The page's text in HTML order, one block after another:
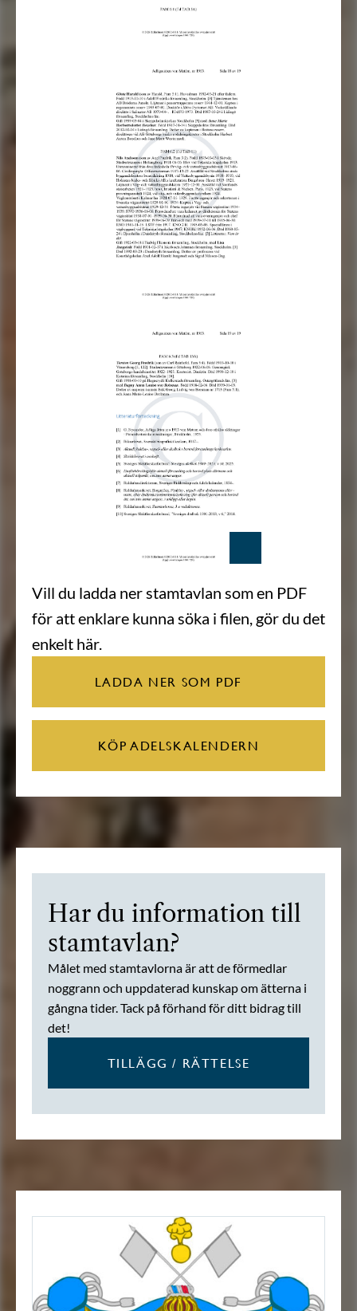
Vill du ladda ner stamtavlan som en PDF
för att enklare kunna söka i filen, gör du det
enkelt här.
LADDA NER SOM PDF
KÖP ADELSKALENDERN
Har du information till
stamtavlan?
Målet med stamtavlorna är att de förmedlar
noggrann och uppdaterad kunskap om ätterna i
gångna tider. Tack på förhand för ditt bidrag till
det!
TILLÄGG / RÄTTELSE